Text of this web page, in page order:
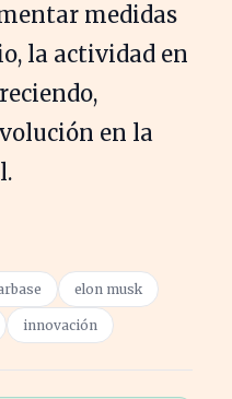
medidas
la actividad en
en la
elon musk
innovación